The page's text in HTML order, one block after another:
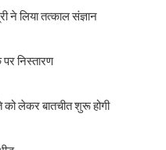
ने लिया तत्काल संज्ञान
निस्तारण
लेकर बातचीत शुरू होगी